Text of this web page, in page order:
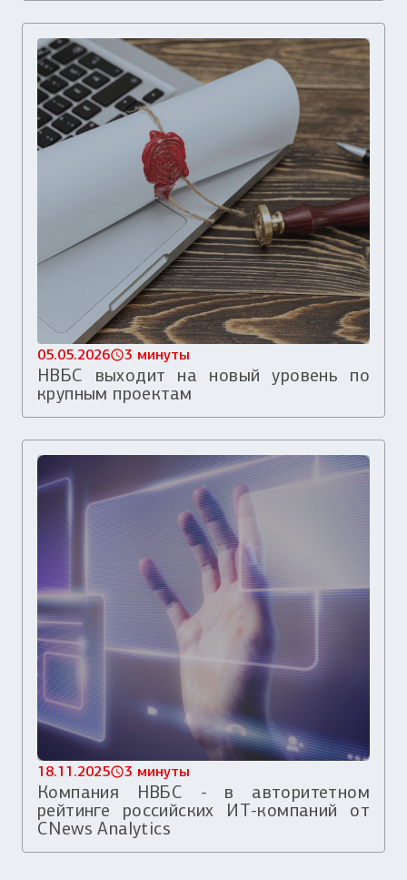
05.05.2026 3 минуты
НВБС выходит на новый уровень по
крупным проектам
18.11.2025 3 минуты
Компания НВБС - в авторитетном
рейтинге российских ИТ-компаний от
CNews Analytics